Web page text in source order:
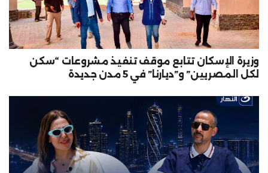
وزيرة الإسكان تتابع موقف تنفيذ مشروعات “سكن
لكل المصريين” و”ديارنا” في 5 مدن جديدة